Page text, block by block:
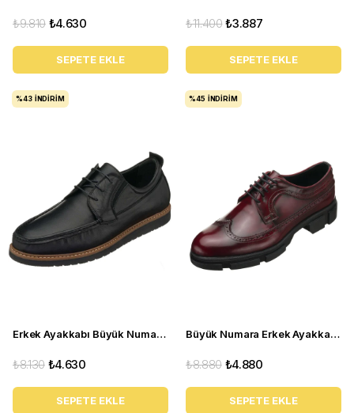
₺4.630
₺9.810
SEPETE EKLE
₺3.887
₺11.400
SEPETE EKLE
Erkek Ayakkabı Büyük Numara KRT103 Siyah
₺4.630
₺8.130
SEPETE EKLE
%43 İNDIRIM
Büyük Numara Erkek Ayakkabısı - CK713 Bordo Acma
₺4.880
₺8.880
SEPETE EKLE
%45 İNDIRIM